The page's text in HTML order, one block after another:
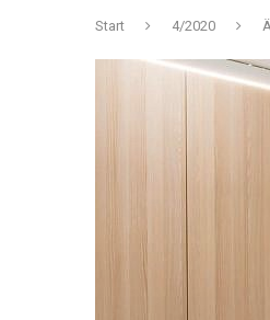
Start 4/2020